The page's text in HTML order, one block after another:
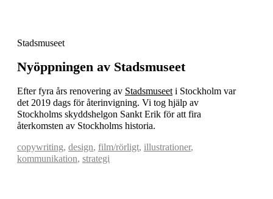
Stadsmuseet
Nyöppningen av Stadsmuseet
Efter fyra års renovering av Stadsmuseet i Stockholm var
det 2019 dags för återinvigning. Vi tog hjälp av
Stockholms skyddshelgon Sankt Erik för att fira
återkomsten av Stockholms historia.
copywriting, design, film/rörligt, illustrationer,
kommunikation, strategi